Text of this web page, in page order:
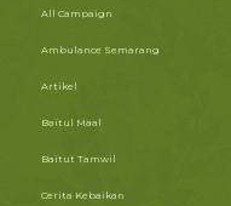
All Campaign
Ambulance Semarang
Artikel
Baitul Maal
Baitut Tamwil
Cerita Kebaikan